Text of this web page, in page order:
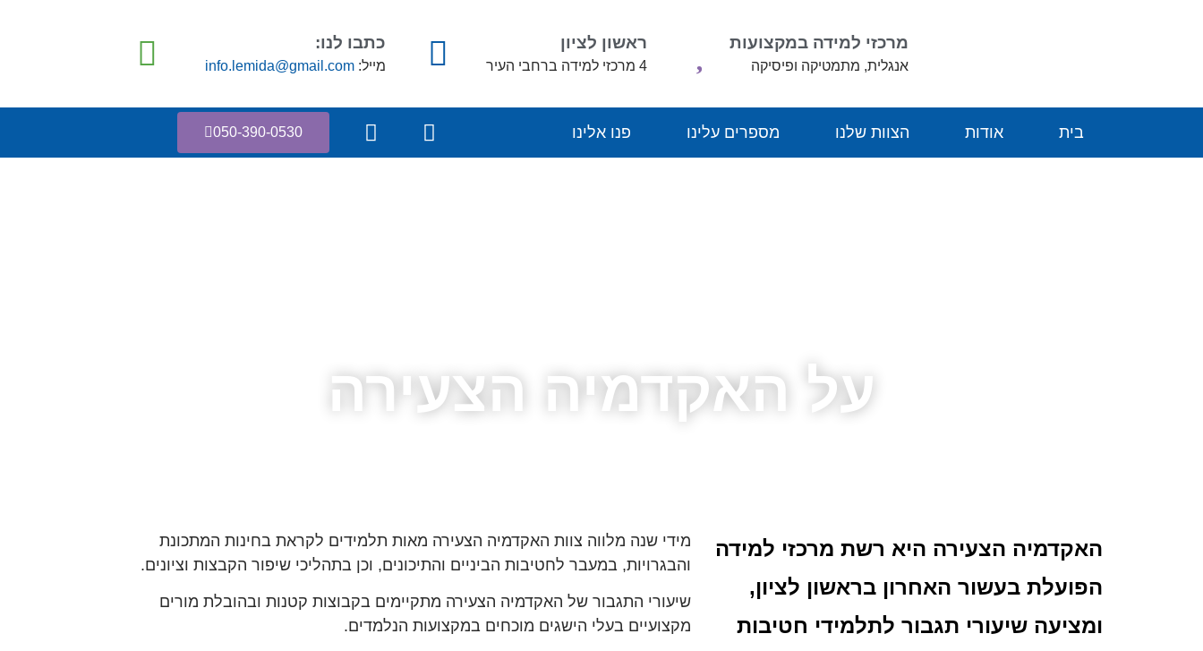
מרכזי למידה במקצועות
אנגלית, מתמטיקה ופיסיקה
ראשון לציון
4 מרכזי למידה ברחבי העיר
כתבו לנו:
מייל:info.lemida@gmail.com
בית אודות הצוות שלנו מספרים עלינו פנו אלינו 050-390-0530
על האקדמיה הצעירה
האקדמיה הצעירה היא רשת מרכזי למידה
הפועלת בעשור האחרון בראשון לציון,
ומציעה שיעורי תגבור לתלמידי חטיבות
מידי שנה מלווה צוות האקדמיה הצעירה מאות תלמידים לקראת בחינות המתכונת
והבגרויות, במעבר לחטיבות הביניים והתיכונים, וכן בתהליכי שיפור הקבצות וציונים.
שיעורי התגבור של האקדמיה הצעירה מתקיימים בקבוצות קטנות ובהובלת מורים
מקצועיים בעלי הישגים מוכחים במקצועות הנלמדים.